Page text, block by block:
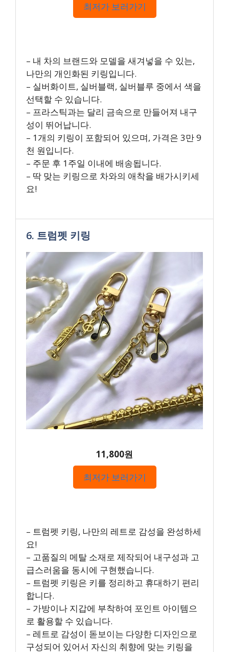
최저가 보러가기
– 내 차의 브랜드와 모델을 새겨넣을 수 있는,
나만의 개인화된 키링입니다.
– 실버화이트, 실버블랙, 실버블루 중에서 색을
선택할 수 있습니다.
– 프라스틱과는 달리 금속으로 만들어져 내구
성이 뛰어납니다.
– 1개의 키링이 포함되어 있으며, 가격은 3만 9
천 원입니다.
– 주문 후 1주일 이내에 배송됩니다.
– 딱 맞는 키링으로 차와의 애착을 배가시키세
요!
6. 트럼펫 키링
11,800원
최저가 보러가기
– 트럼펫 키링, 나만의 레트로 감성을 완성하세
요!
– 고품질의 메탈 소재로 제작되어 내구성과 고
급스러움을 동시에 구현했습니다.
– 트럼펫 키링은 키를 정리하고 휴대하기 편리
합니다.
– 가방이나 지갑에 부착하여 포인트 아이템으
로 활용할 수 있습니다.
– 레트로 감성이 돋보이는 다양한 디자인으로
구성되어 있어서 자신의 취향에 맞는 키링을